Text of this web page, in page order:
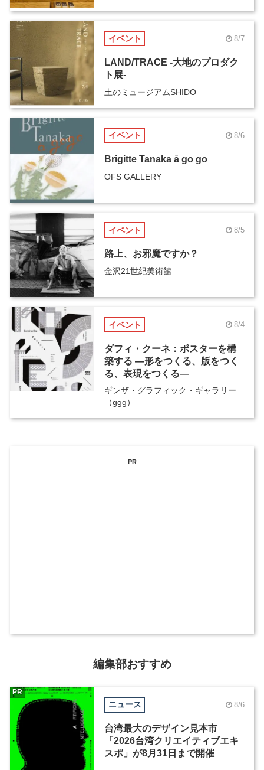
イベント 8/7
LAND/TRACE -大地のプロダク
ト展-
土のミュージアムSHIDO
イベント 8/6
Brigitte Tanaka ā go go
OFS GALLERY
イベント 8/5
路上、お邪魔ですか？
金沢21世紀美術館
イベント 8/4
ダフィ・クーネ：ポスターを構
築する ―形をつくる、版をつく
る、表現をつくる―
ギンザ・グラフィック・ギャラリー
（ggg）
PR
編集部おすすめ
ニュース 8/6
台湾最大のデザイン見本市
「2026台湾クリエイティブエキ
スポ」が8月31日まで開催
PR